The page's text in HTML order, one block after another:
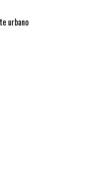
urbano